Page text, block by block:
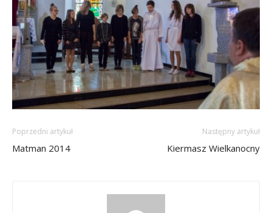
Poprzedni artykuł
Matman 2014
Następny artykuł
Kiermasz Wielkanocny